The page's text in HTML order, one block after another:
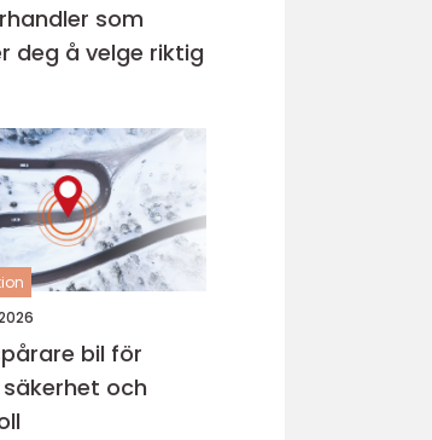
som
deg å velge riktig
bil för
och